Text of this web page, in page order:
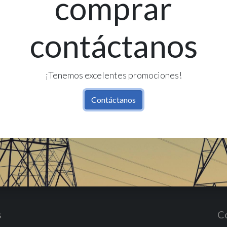
comprar
contáctanos
¡Tenemos excelentes promociones!
Contáctanos